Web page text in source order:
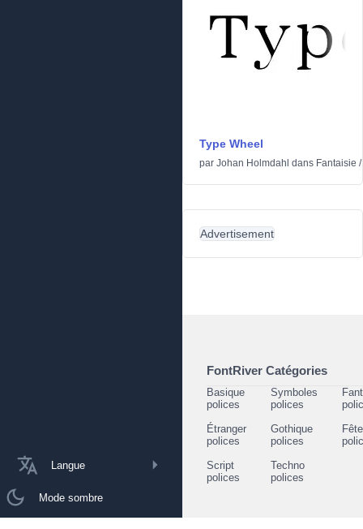
Langue
Mode sombre
Type Wheel
par Johan Holmdahl dans Fantaisie /
Advertisement
FontRiver Catégories
Basique
polices
Symboles
polices
Étranger
polices
Gothique
polices
Script
polices
Techno
polices